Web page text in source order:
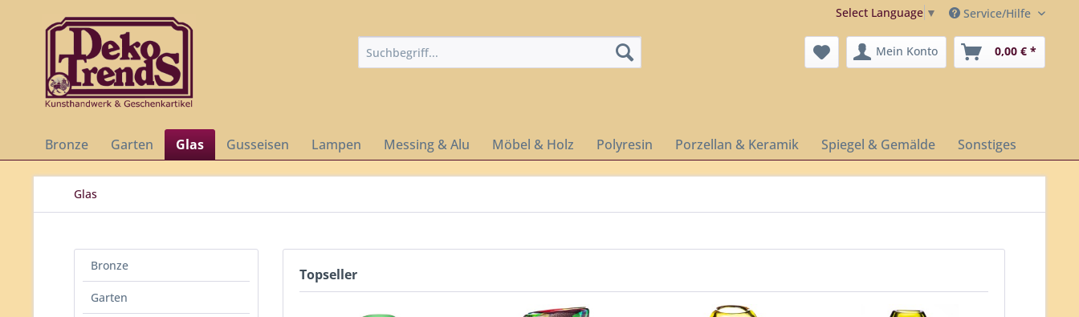
Select Language ▼ Service/Hilfe
Mein Konto 0,00 € *
Bronze Garten Glas Gusseisen Lampen Messing & Alu Möbel & Holz Polyresin Porzellan & Keramik Spiegel & Gemälde Sonstiges
Glas
Bronze
Garten
Topseller